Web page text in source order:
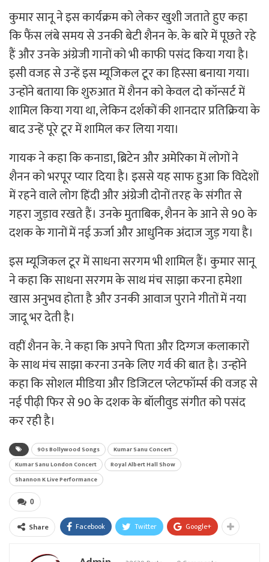
कुमार सानू ने इस कार्यक्रम को लेकर खुशी जताते हुए कहा
कि फैंस लंबे समय से उनकी बेटी शैनन के. के बारे में पूछते रहे
हैं और उनके अंग्रेजी गानों को भी काफी पसंद किया गया है।
इसी वजह से उन्हें इस म्यूजिकल टूर का हिस्सा बनाया गया।
उन्होंने बताया कि शुरुआत में शैनन को केवल दो कॉन्सर्ट में
शामिल किया गया था, लेकिन दर्शकों की शानदार प्रतिक्रिया के
बाद उन्हें पूरे टूर में शामिल कर लिया गया।
गायक ने कहा कि कनाडा, ब्रिटेन और अमेरिका में लोगों ने
शैनन को भरपूर प्यार दिया है। इससे यह साफ हुआ कि विदेशों
में रहने वाले लोग हिंदी और अंग्रेजी दोनों तरह के संगीत से
गहरा जुड़ाव रखते हैं। उनके मुताबिक, शैनन के आने से 90 के
दशक के गानों में नई ऊर्जा और आधुनिक अंदाज जुड़ गया है।
इस म्यूजिकल टूर में साधना सरगम भी शामिल हैं। कुमार सानू
ने कहा कि साधना सरगम के साथ मंच साझा करना हमेशा
खास अनुभव होता है और उनकी आवाज पुराने गीतों में नया
जादू भर देती है।
वहीं शैनन के. ने कहा कि अपने पिता और दिग्गज कलाकारों
के साथ मंच साझा करना उनके लिए गर्व की बात है। उन्होंने
कहा कि सोशल मीडिया और डिजिटल प्लेटफॉर्म्स की वजह से
नई पीढ़ी फिर से 90 के दशक के बॉलीवुड संगीत को पसंद
कर रही है।
90s Bollywood Songs
Kumar Sanu Concert
Kumar Sanu London Concert
Royal Albert Hall Show
Shannon K Live Performance
0
Share Facebook Twitter Google+